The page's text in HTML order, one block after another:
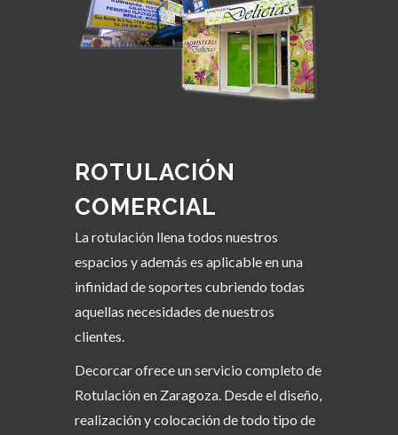
ROTULACIÓN
COMERCIAL
La rotulación llena todos nuestros
espacios y además es aplicable en una
infinidad de soportes cubriendo todas
aquellas necesidades de nuestros
clientes.
Decorcar ofrece un servicio completo de
Rotulación en Zaragoza. Desde el diseño,
realización y colocación de todo tipo de